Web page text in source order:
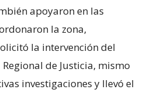
apoyaron en las
la zona,
la intervención del
de Justicia, mismo
investigaciones y llevó el